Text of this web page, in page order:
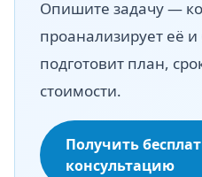
Опишите задачу —
проанализирует её и
подготовит план,
стоимости.
Получить
консультацию